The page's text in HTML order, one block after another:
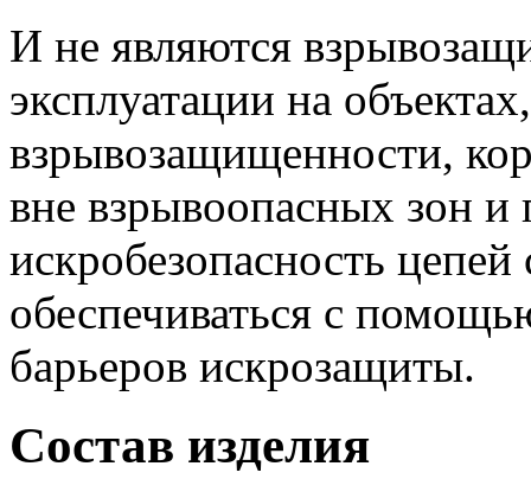
И не являются
эксплуатации на
взрывозащищенности,
вне взрывоопасных зон
искробезопасность
обеспечиваться с
барьеров искрозащиты.
Состав изделия